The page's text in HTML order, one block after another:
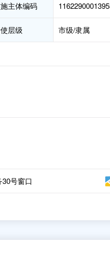
主体编码
层级 市级/隶属
号窗口